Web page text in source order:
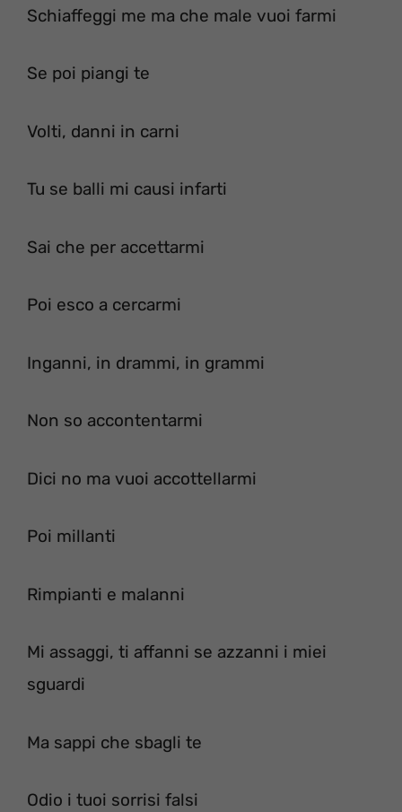
Schiaffeggi me ma che male vuoi farmi
Se poi piangi te
Volti, danni in carni
Tu se balli mi causi infarti
Sai che per accettarmi
Poi esco a cercarmi
Inganni, in drammi, in grammi
Non so accontentarmi
Dici no ma vuoi accottellarmi
Poi millanti
Rimpianti e malanni
Mi assaggi, ti affanni se azzanni i miei
sguardi
Ma sappi che sbagli te
Odio i tuoi sorrisi falsi